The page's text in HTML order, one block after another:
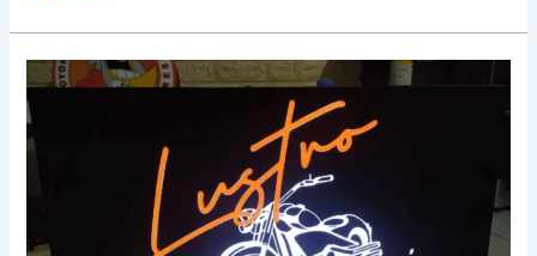
Cetak
Stiker
Neon
Box,
Yang